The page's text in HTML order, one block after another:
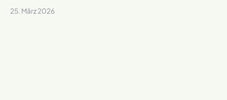
25. März 2026